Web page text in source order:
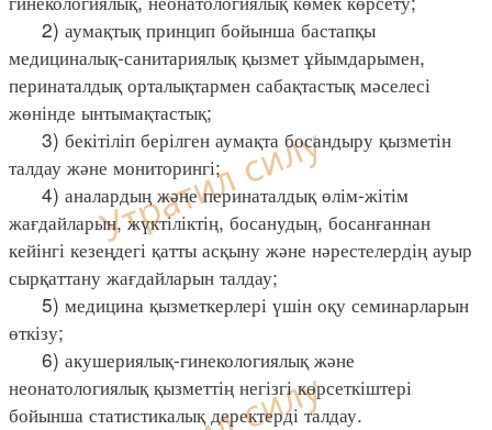
2) аумақтық принцип бойынша бастапқы
медициналық-санитариялық қызмет ұйымдарымен,
перинаталдық орталықтармен сабақтастық мәселесі
жөнінде ынтымақтастық;
3) бекітіліп берілген аумақта босандыру қызметін
талдау және мониторингі;
4) аналардың және перинаталдық өлім-жітім
жағдайларын, жүктіліктің, босанудың, босанғаннан
кейінгі кезеңдегі қатты асқыну және нәрестелердің ауыр
сырқаттану жағдайларын талдау;
5) медицина қызметкерлері үшін оқу семинарларын
өткізу;
6) акушериялық-гинекологиялық және
неонатологиялық қызметтің негізгі көрсеткіштері
бойынша статистикалық деректерді талдау.